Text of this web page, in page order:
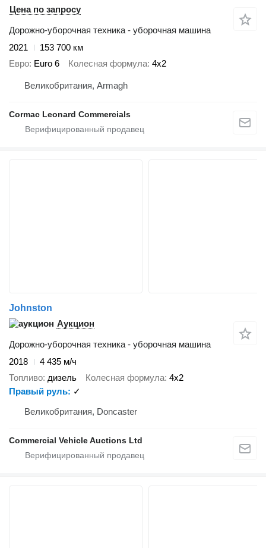
Цена по запросу
Дорожно-уборочная техника - уборочная машина
2021
153 700 км
Евро Euro 6 Колесная формула 4x2
Великобритания, Armagh
Cormac Leonard Commercials
Johnston
Аукцион
Дорожно-уборочная техника - уборочная машина
2018
4 435 м/ч
Топливо дизель Колесная формула 4x2
Правый руль
✓
Великобритания, Doncaster
Commercial Vehicle Auctions Ltd